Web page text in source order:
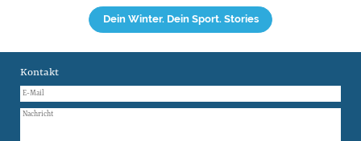
Dein Winter. Dein Sport. Stories
Kontakt